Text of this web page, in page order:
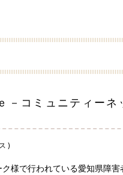
－コミュニティーネ
)
様で行われている愛知県障害